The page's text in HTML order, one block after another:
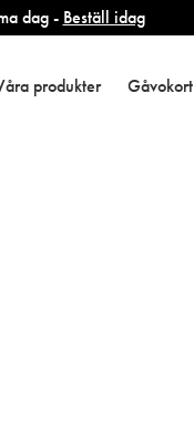
dag - Beställ idag
produkter Gåvokort